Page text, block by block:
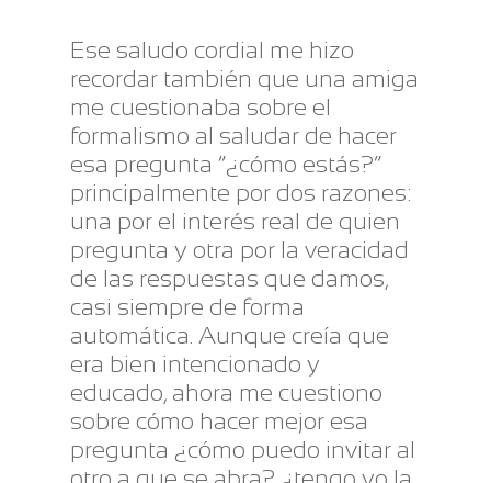
Ese saludo cordial me hizo
recordar también que una amiga
me cuestionaba sobre el
formalismo al saludar de hacer
esa pregunta “¿cómo estás?”
principalmente por dos razones:
una por el interés real de quien
pregunta y otra por la veracidad
de las respuestas que damos,
casi siempre de forma
automática. Aunque creía que
era bien intencionado y
educado, ahora me cuestiono
sobre cómo hacer mejor esa
pregunta ¿cómo puedo invitar al